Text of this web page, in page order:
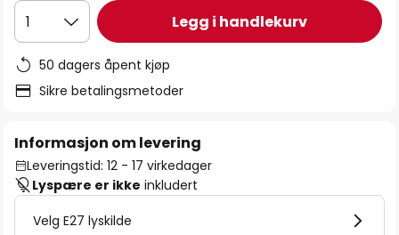
1 Legg i handlekurv
50 dagers åpent kjøp
Sikre betalingsmetoder
Informasjon om levering
Leveringstid: 12 - 17 virkedager
Lyspære er ikke inkludert
Velg E27 lyskilde